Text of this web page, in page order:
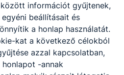
tapétáz;
mázol;
készít;
végez kül- és beltérben
információt gyűjtenek,
beállításait és
a honlap használatát.
kat a következő célokból
azzal kapcsolatban,
honlapot -annak